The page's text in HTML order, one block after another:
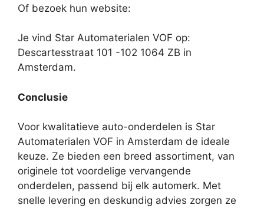
Of bezoek hun website:
Je vind Star Automaterialen VOF op:
Descartesstraat 101 -102 1064 ZB in
Amsterdam.
Conclusie
Voor kwalitatieve auto-onderdelen is Star
Automaterialen VOF in Amsterdam de ideale
keuze. Ze bieden een breed assortiment, van
originele tot voordelige vervangende
onderdelen, passend bij elk automerk. Met
snelle levering en deskundig advies zorgen ze